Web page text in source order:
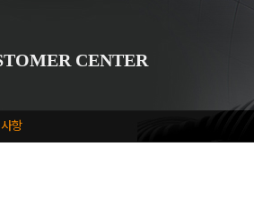
CENTER
항